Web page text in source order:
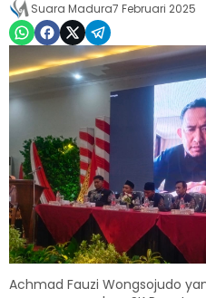
Suara Madura7 Februari 2025
Achmad Fauzi Wongsojudo